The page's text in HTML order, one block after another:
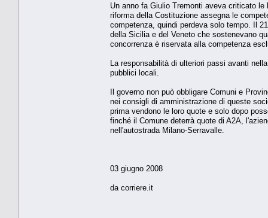
Un anno fa Giulio Tremonti aveva criticato
riforma della Costituzione assegna le
competenza, quindi perdeva solo tempo. Il
della Sicilia e del Veneto che sostenevano
concorrenza è riservata alla competenza
La responsabilità di ulteriori passi avanti
pubblici locali.
Il governo non può obbligare Comuni e
nei consigli di amministrazione di queste
prima vendono le loro quote e solo dopo
finché il Comune deterrà quote di A2A,
nell'autostrada Milano-Serravalle.
03 giugno 2008
da corriere.it